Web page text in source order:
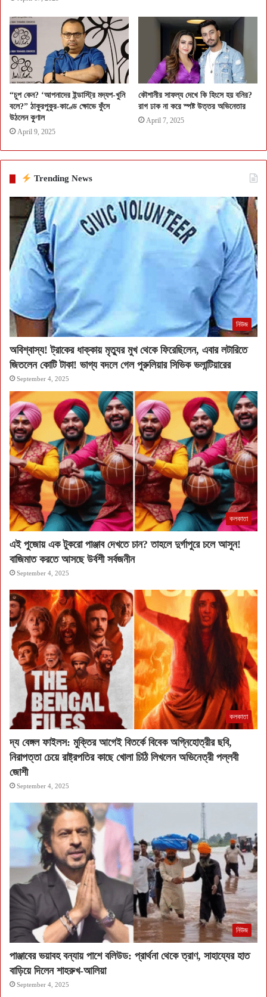
“চুপ কেন? ‘আপনাদের ইন্ডাস্ট্রি মদ্যপ-খুনি
বলে?” ঠাকুরপুকুর-কাণ্ডে ক্ষোভে ফুঁসে
উঠলেন কুণাল
April 9, 2025
কৌশানীর সাফল্য দেখে কি হিংসে হয় বনির?
রাগ ঢাক না করে স্পষ্ট উত্তর অভিনেতার
April 7, 2025
Trending News
নিউজ
অবিশ্বাস্য! ট্রাকের ধাক্কায় মৃত্যুর মুখ থেকে ফিরেছিলেন, এবার লটারিতে
জিতলেন কোটি টাকা! ভাগ্য বদলে গেল পুরুলিয়ার সিভিক ভলান্টিয়ারের
September 4, 2025
কলকাতা
এই পুজোয় এক টুকরো পাঞ্জাব দেখতে চান? তাহলে দুর্গাপুরে চলে আসুন!
বাজিমাত করতে আসছে উর্বশী সর্বজনীন
September 4, 2025
কলকাতা
দ্য বেঙ্গল ফাইলস: মুক্তির আগেই বিতর্কে বিবেক অগ্নিহোত্রীর ছবি,
নিরাপত্তা চেয়ে রাষ্ট্রপতির কাছে খোলা চিঠি লিখলেন অভিনেত্রী পল্লবী
জোশী
September 4, 2025
নিউজ
পাঞ্জাবের ভয়াবহ বন্যায় পাশে বলিউড: প্রার্থনা থেকে ত্রাণ, সাহায্যের হাত
বাড়িয়ে দিলেন শাহরুখ-আলিয়া
September 4, 2025